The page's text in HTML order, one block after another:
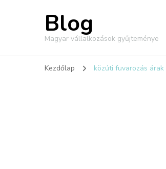
Blog
Magyar vállalkozások gyűjteménye
Kezdőlap közúti fuvarozás árak